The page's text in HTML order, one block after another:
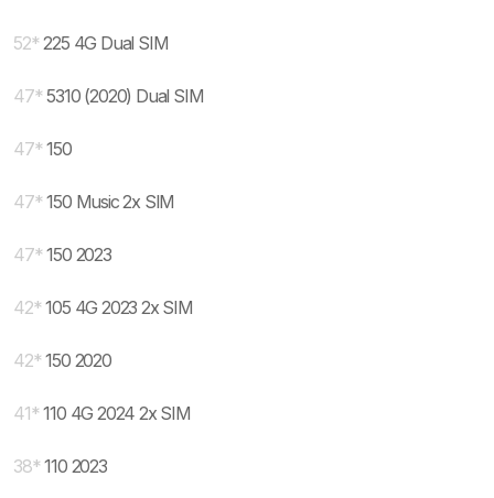
52* 225 4G Dual SIM
47* 5310 (2020) Dual SIM
47* 150
47* 150 Music 2x SIM
47* 150 2023
42* 105 4G 2023 2x SIM
42* 150 2020
41* 110 4G 2024 2x SIM
38* 110 2023